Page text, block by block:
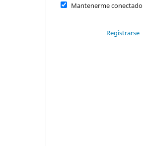
Mantenerme conectado
Registrarse